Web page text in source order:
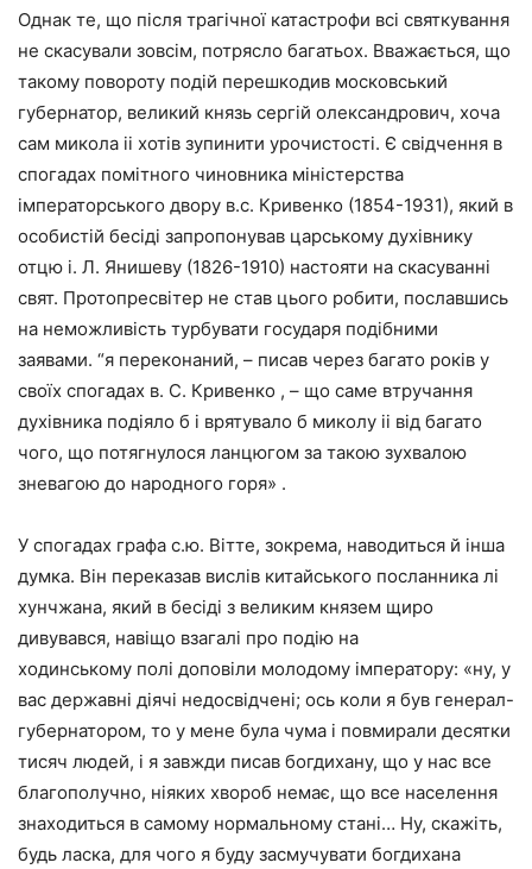
Однак те, що після трагічної катастрофи всі святкування
не скасували зовсім, потрясло багатьох. Вважається, що
такому повороту подій перешкодив московський
губернатор, великий князь сергій олександрович, хоча
сам микола ii хотів зупинити урочистості. Є свідчення в
спогадах помітного чиновника міністерства
імператорського двору в.с. Кривенко (1854-1931), який в
особистій бесіді запропонував царському духівнику
отцю і. Л. Янишеву (1826-1910) настояти на скасуванні
свят. Протопресвітер не став цього робити, пославшись
на неможливість турбувати государя подібними
заявами. “я переконаний, – писав через багато років у
своїх спогадах в. С. Кривенко , – що саме втручання
духівника подіяло б і врятувало б миколу ii від багато
чого, що потягнулося ланцюгом за такою зухвалою
зневагою до народного горя» .
У спогадах графа с.ю. Вітте, зокрема, наводиться й інша
думка. Він переказав вислів китайського посланника лі
хунчжана, який в бесіді з великим князем щиро
дивувався, навіщо взагалі про подію на
ходинському полі доповіли молодому імператору: «ну, у
вас державні діячі недосвідчені; ось коли я був генерал-
губернатором, то у мене була чума і повмирали десятки
тисяч людей, і я завжди писав богдихану, що у нас все
благополучно, ніяких хвороб немає, що все населення
знаходиться в самому нормальному стані… Ну, скажіть,
будь ласка, для чого я буду засмучувати богдихана